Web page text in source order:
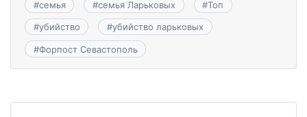
#семья #семья Ларьковых #Топ
#убийство #убийство ларьковых
#Форпост Севастополь